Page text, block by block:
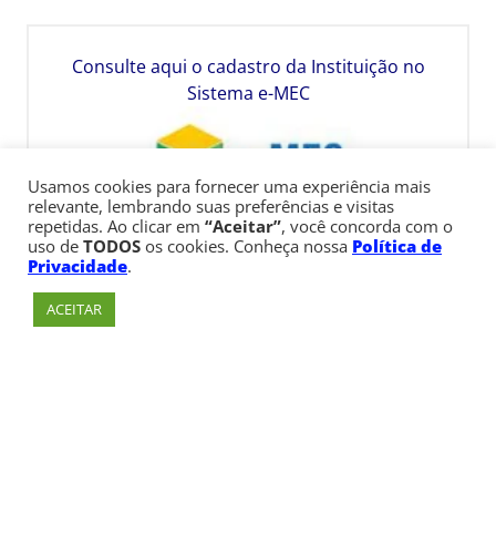
Consulte aqui o cadastro da Instituição no
Sistema e-MEC
Usamos cookies para fornecer uma experiência mais
relevante, lembrando suas preferências e visitas
repetidas. Ao clicar em “Aceitar”, você concorda com o
uso de TODOS os cookies. Conheça nossa Política de
Privacidade.
ACEITAR